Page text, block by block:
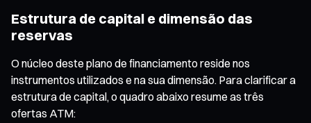
Estrutura de capital e dimensão das
reservas
O núcleo deste plano de financiamento reside nos
instrumentos utilizados e na sua dimensão. Para clarificar a
estrutura de capital, o quadro abaixo resume as três
ofertas ATM: